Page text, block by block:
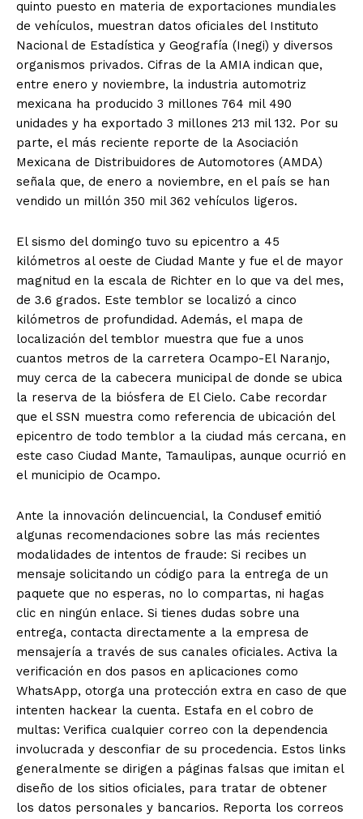
quinto puesto en materia de exportaciones mundiales
de vehículos, muestran datos oficiales del Instituto
Nacional de Estadística y Geografía (Inegi) y diversos
organismos privados. Cifras de la AMIA indican que,
entre enero y noviembre, la industria automotriz
mexicana ha producido 3 millones 764 mil 490
unidades y ha exportado 3 millones 213 mil 132. Por su
parte, el más reciente reporte de la Asociación
Mexicana de Distribuidores de Automotores (AMDA)
señala que, de enero a noviembre, en el país se han
vendido un millón 350 mil 362 vehículos ligeros.
El sismo del domingo tuvo su epicentro a 45
kilómetros al oeste de Ciudad Mante y fue el de mayor
magnitud en la escala de Richter en lo que va del mes,
de 3.6 grados. Este temblor se localizó a cinco
kilómetros de profundidad. Además, el mapa de
localización del temblor muestra que fue a unos
cuantos metros de la carretera Ocampo-El Naranjo,
muy cerca de la cabecera municipal de donde se ubica
la reserva de la biósfera de El Cielo. Cabe recordar
que el SSN muestra como referencia de ubicación del
epicentro de todo temblor a la ciudad más cercana, en
este caso Ciudad Mante, Tamaulipas, aunque ocurrió en
el municipio de Ocampo.
Ante la innovación delincuencial, la Condusef emitió
algunas recomendaciones sobre las más recientes
modalidades de intentos de fraude: Si recibes un
mensaje solicitando un código para la entrega de un
paquete que no esperas, no lo compartas, ni hagas
clic en ningún enlace. Si tienes dudas sobre una
entrega, contacta directamente a la empresa de
mensajería a través de sus canales oficiales. Activa la
verificación en dos pasos en aplicaciones como
WhatsApp, otorga una protección extra en caso de que
intenten hackear la cuenta. Estafa en el cobro de
multas: Verifica cualquier correo con la dependencia
involucrada y desconfiar de su procedencia. Estos links
generalmente se dirigen a páginas falsas que imitan el
diseño de los sitios oficiales, para tratar de obtener
los datos personales y bancarios. Reporta los correos